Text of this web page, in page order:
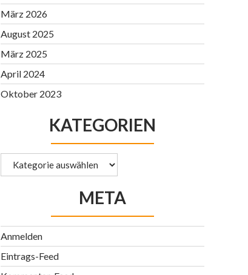
März 2026
August 2025
März 2025
April 2024
Oktober 2023
KATEGORIEN
Kategorien
META
Anmelden
Eintrags-Feed